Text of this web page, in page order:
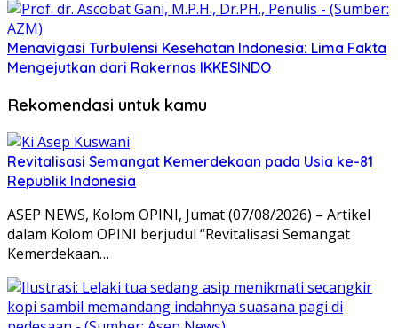
Menavigasi Turbulensi Kesehatan Indonesia: Lima Fakta
Mengejutkan dari Rakernas IKKESINDO
Rekomendasi untuk kamu
Revitalisasi Semangat Kemerdekaan pada Usia ke-81
Republik Indonesia
ASEP NEWS, Kolom OPINI, Jumat (07/08/2026) – Artikel
dalam Kolom OPINI berjudul “Revitalisasi Semangat
Kemerdekaan…